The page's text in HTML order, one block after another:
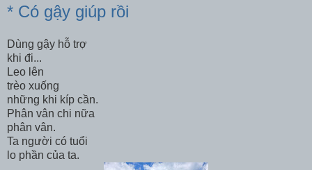
* Có gậy giúp rồi
Dùng gậy hỗ trợ
khi đi...
Leo lên
trèo xuống
những khi kíp cần.
Phân vân chi nữa
phân vân.
Ta người có tuổi
lo phần của ta.